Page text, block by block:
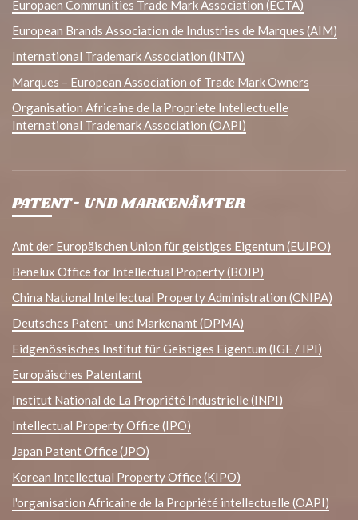
Europaen Communities Trade Mark Association (ECTA)
European Brands Association de Industries de Marques (AIM)
International Trademark Association (INTA)
Marques – European Association of Trade Mark Owners
Organisation Africaine de la Propriete Intellectuelle
International Trademark Association (OAPI)
PATENT- UND MARKENÄMTER
Amt der Europäischen Union für geistiges Eigentum (EUIPO)
Benelux Office for Intellectual Property (BOIP)
China National Intellectual Property Administration (CNIPA)
Deutsches Patent- und Markenamt (DPMA)
Eidgenössisches Institut für Geistiges Eigentum (IGE / IPI)
Europäisches Patentamt
Institut National de La Propriété Industrielle (INPI)
Intellectual Property Office (IPO)
Japan Patent Office (JPO)
Korean Intellectual Property Office (KIPO)
l'organisation Africaine de la Propriété intellectuelle (OAPI)